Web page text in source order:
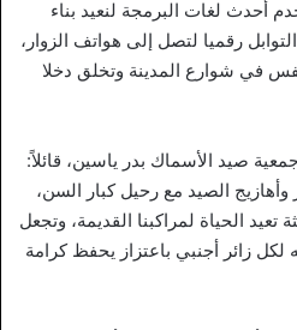
أحدث لغات البرمجة لنعيد بناء
رقميا لتصل إلى هواتف الزوار،
في شوارع المدينة وتخلق دخلا
صيد الأسماك بدر ياسين، قائلاً:
وأهازيج الصيد مع رحيل كبار السن،
تعيد الحياة لمراكبنا القديمة، وتجعل
لكل زائر أجنبي باعتزاز يحفظ كرامة